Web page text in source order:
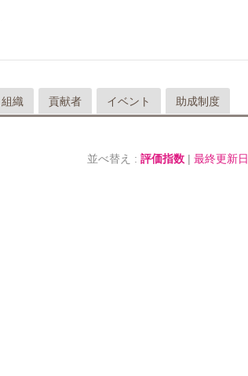
組織 貢献者 イベント 助成制度
並べ替え : 評価指数 | 最終更新日